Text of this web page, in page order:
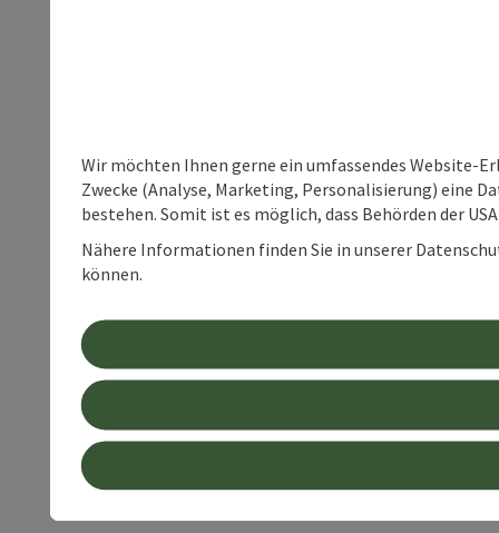
Wir möchten Ihnen gerne ein umfassendes Website-
Zwecke (Analyse, Marketing, Personalisierung) eine
bestehen. Somit ist es möglich, dass Behörden der
Nähere Informationen finden Sie in unserer
können.